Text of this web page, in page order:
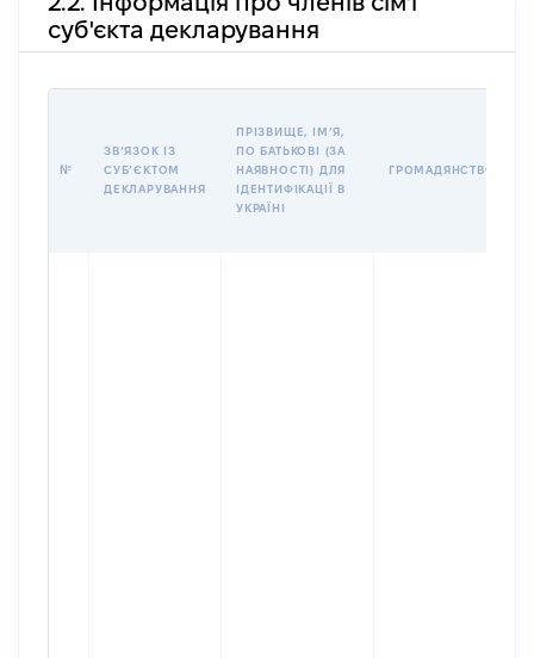
суб'єкта декларування
№
ЗВʼЯЗОК ІЗ
СУБʼЄКТОМ
ДЕКЛАРУВАННЯ
ПРІЗВИЩЕ, ІМʼЯ,
ПО БАТЬКОВІ (ЗА
НАЯВНОСТІ) ДЛЯ
ІДЕНТИФІКАЦІЇ В
УКРАЇНІ
ГРОМАДЯНСТВО